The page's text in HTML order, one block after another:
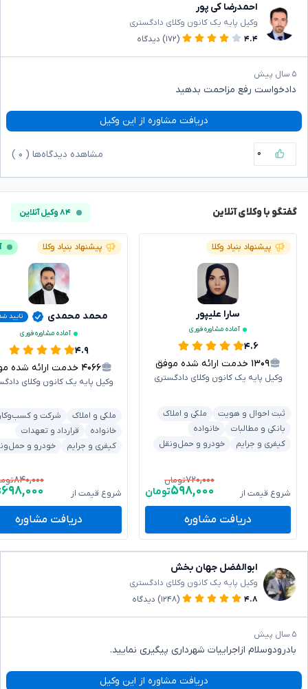
احمدرضا کی پور
وکیل پایه یک کانون وکلای دادگستری
۴.۴
(۱۷۲) دیدگاه
۵ سال پیش
دادخواست رفع مزاحمت بدهید
دریافت مشاوره از این وکیل
۰ مشاهده دیدگاه‌ها ( ۰
گفتگو با وکلای آنلاین ۸۴ وکیل آنلاین
پیشنهاد بنیاد وکلا
سارا علیپور
آماده مشاوره فوری
۴.۶
۱۳۰۹ خدمت ارائه شده موفق
وکیل پایه یک کانون وکلای دادگستری
ثبت احوال و هویت
ملکی و املاک
بانکی و مطالبات
خانواده
کیفری و جرایم
خودرو و حمل‌ونقل
شروع قیمت از
۷۲۰,۰۰۰تومان
۵۹۸,۰۰۰تومان
دریافت مشاوره
پیشنهاد بنیاد وکلا
محمد محمدی
تایید
آماده مشاوره فوری
۴.۹
۴۰۶۶ خدمت ارائه شده موفق
وکیل پایه یک کانون وکلای
ملکی و املاک
شرکت و
خانواده
قرارداد و تعهدات
کیفری و جرایم
خودرو و
شروع قیمت از
۸۴۰,۰۰۰
۶۹۸,۰۰۰
دریافت مشاوره
ابوالفضل جهان بخش
وکیل پایه یک کانون وکلای دادگستری
۴.۸
(۱۲۴۸) دیدگاه
۵ سال پیش
بادرودوسلام ازاجراییات شهرداری پیگیری نمایید.
دریافت مشاوره از این وکیل